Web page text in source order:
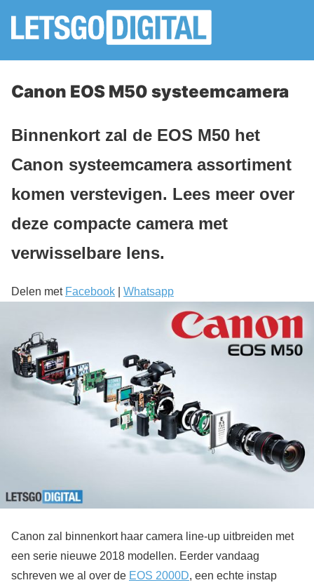
Canon EOS M50 systeemcamera
Binnenkort zal de EOS M50 het
Canon systeemcamera assortiment
komen verstevigen. Lees meer over
deze compacte camera met
verwisselbare lens.
Delen met Facebook Whatsapp
Canon zal binnenkort haar camera line-up uitbreiden met
een serie nieuwe 2018 modellen. Eerder vandaag
schreven we al over de EOS 2000D, een echte instap